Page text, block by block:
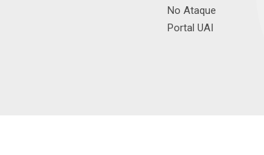
No Ataque
Portal UAI